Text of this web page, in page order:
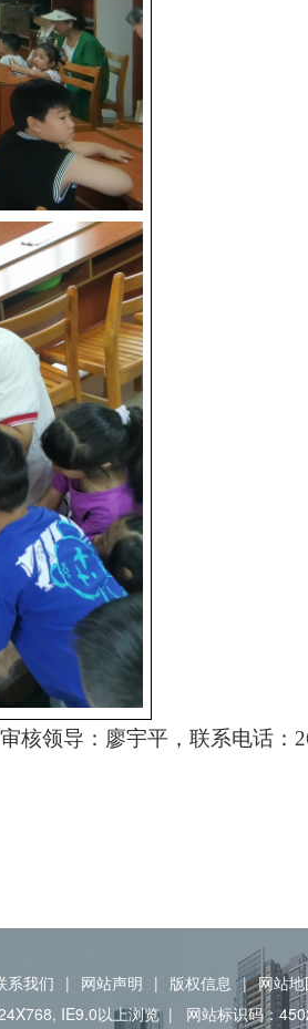
核领导：廖宇平，联系电话：
系我们 | 网站声明 | 版权信息 | 网站地
IE9.0以上浏览 | 网站标识码：